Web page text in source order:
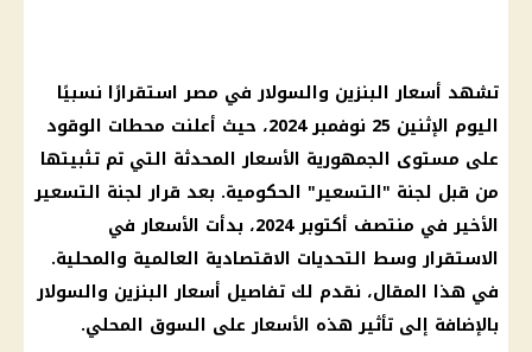
تشهد أسعار البنزين والسولارفي مصر استقرارًا نسبيًا
اليوم الإثنين 25 نوفمبر 2024، حيث أعلنت
محطات الوقود
على مستوى الجمهورية الأسعارالمحدثة التي تم تثبيتها
من قبل لجنة "التسعير" الحكومية. بعد قرار لجنة التسعير
الأخير في منتصف أكتوبر 2024، بدأت
الأسعارفي
الاستقرار وسط التحديات الاقتصادية العالمية والمحلية.
في هذا المقال، نقدم لك تفاصيل أسعار البنزين والسولار
بالإضافة إلى تأثير هذه الأسعارعلى السوق المحلي.